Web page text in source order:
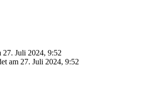
27. Juli 2024, 9:52
am 27. Juli 2024, 9:52